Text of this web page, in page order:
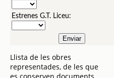
Estrenes G.T. Liceu:
Llista de les obres
representades, de les que